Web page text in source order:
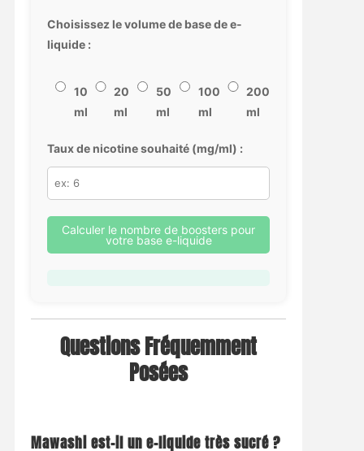
Choisissez le volume de base de e-
liquide :
10
ml
20
ml
50
ml
100
ml
200
ml
Taux de nicotine souhaité (mg/ml) :
Calculer le nombre de boosters pour
votre base e-liquide
Questions Fréquemment
Posées
Mawashi est-il un e-liquide très sucré ?